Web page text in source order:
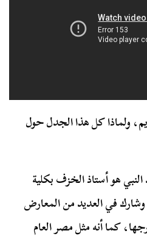
ولماذا كل هذا الجدل حول
هو أستاذ الخزف بكلية
وشارك في العديد من المعارض
كما أنه مثل مصر العام